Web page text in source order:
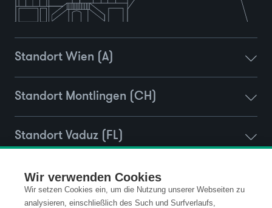
Wir verwenden Cookies
Wir setzen Cookies ein, um die Nutzung unserer Webseiten zu
analysieren, einschließlich des Such und Surfverlaufs,
Standort Wien (A)
Standort Montlingen (CH)
Standort Vaduz (FL)
Standort Ravensburg (D)